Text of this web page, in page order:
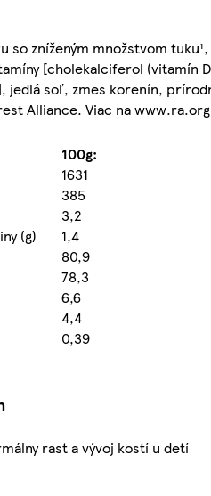
so zníženým množstvom tuku¹,
[cholekalciferol (vitamín
jedlá soľ, zmes korenín,
Alliance. Viac na www.ra.org
100g:
1631
385
3,2
(g)
1,4
80,9
78,3
6,6
4,4
0,39
rast a vývoj kostí u detí